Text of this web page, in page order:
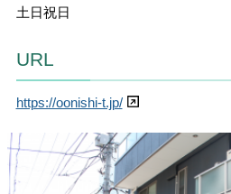
土日祝日
URL
https://oonishi-t.jp/